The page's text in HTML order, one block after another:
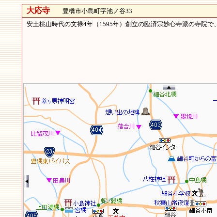
大応寺豊橋市小島町字池ノ谷33
安土桃山時代の文禄4年（1595年）創立の臨済宗妙心寺派の寺院